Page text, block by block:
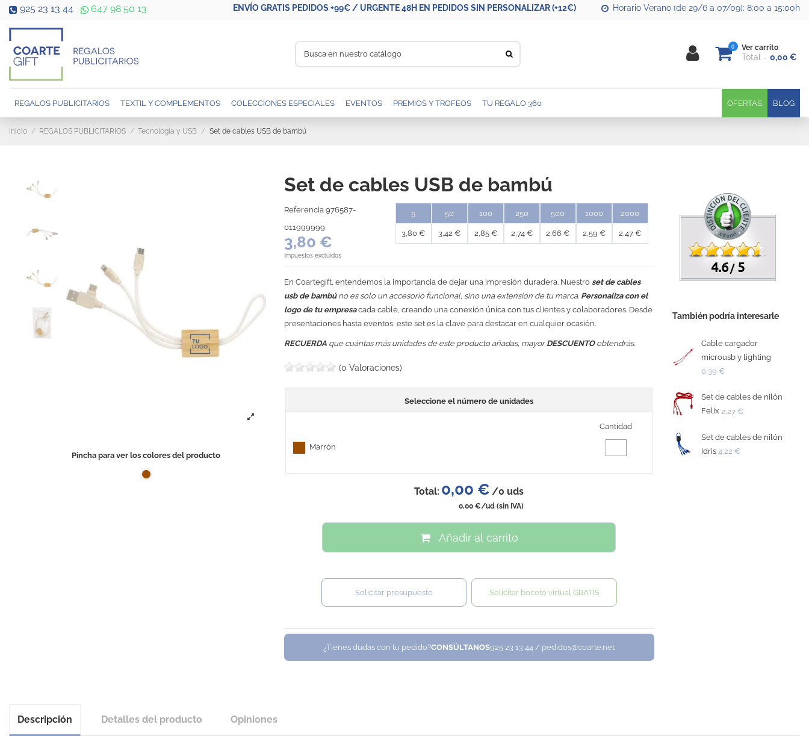
925 23 13 44 647 98 50 13 ENVÍO GRATIS PEDIDOS +99€ / URGENTE 48H EN PEDIDOS SIN PERSONALIZAR (+12€) Horario Verano (de 29/6 a 07/09): 8:00 a 15:00h
0 Ver carrito
Total 0,00 €
REGALOS PUBLICITARIOS TEXTIL Y COMPLEMENTOS COLECCIONES ESPECIALES EVENTOS PREMIOS Y TROFEOS BLOG
TU REGALO 360 OFERTAS
Inicio REGALOS PUBLICITARIOS Tecnología y USB Set de cables USB de bambú
Pincha para ver los colores del producto
Set de cables USB de bambú
Referencia 976587-
011999999
3,80 €
Impuestos excluidos
5
3,80 €
50
3,42 €
100
2,85 €
250
2,74 €
500
2,66 €
1000
2,59 €
2000
2,47 €
En Coartegift, entendemos la importancia de dejar una impresión duradera. Nuestro set de cables
usb de bambúno es solo un accesorio funcional, sino una extensión de tu marca. Personaliza con el
logo de tu empresacada cable, creando una conexión única con tus clientes y colaboradores. Desde
presentaciones hasta eventos, este set es la clave para destacar en cualquier ocasión.
RECUERDA que cuántas más unidades de este producto añadas, mayor DESCUENTOobtendrás.
(0 Valoraciones)
Seleccione el número de unidades
Cantidad
Marrón
Total: 0,00 € /0 uds
0,00 €/ud(sin IVA)
Añadir al carrito
Solicitar presupuesto Solicitar boceto virtual GRATIS
¿Tienes dudas con tu pedido?CONSÚLTANOS925 23 13 44 / pedidos@coarte.net
4.6 /5
También podría interesarle
Cable cargador
microusb y lighting
0,39 €
Set de cables de nilón
Felix 2,27 €
Set de cables de nilón
Idris 4,22 €
Descripción Detalles del producto Opiniones